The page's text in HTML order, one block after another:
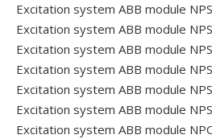
Excitation system ABB module
Excitation system ABB module
Excitation system ABB module
Excitation system ABB module
Excitation system ABB module
Excitation system ABB module
Excitation system ABB module